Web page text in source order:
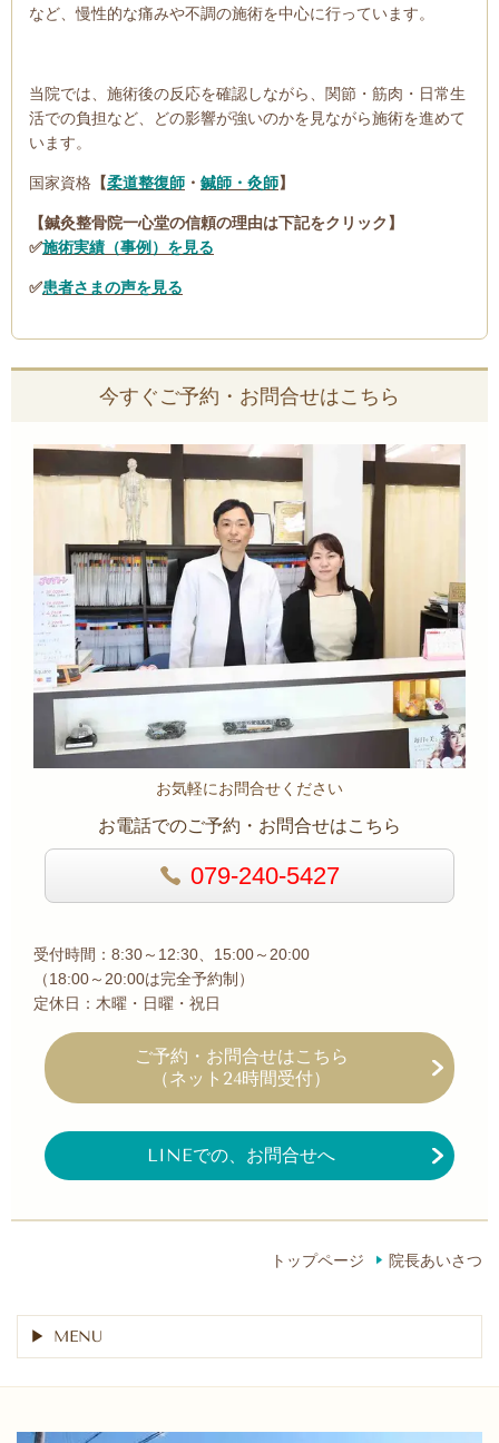
など、慢性的な痛みや不調の施術を中心に行っています。
当院では、施術後の反応を確認しながら、関節・筋肉・日常生
活での負担など、どの影響が強いのかを見ながら施術を進めて
います。
国家資格 【柔道整復師 ・ 鍼師・灸師】
【鍼灸整骨院一心堂の信頼の理由は下記をクリック】
✅施術実績（事例）を見る
✅患者さまの声を見る
今すぐご予約・お問合せはこちら
お気軽にお問合せください
お電話でのご予約・お問合せはこちら
079-240-5427
受付時間：8:30～12:30、15:00～20:00
（18:00～20:00は完全予約制）
定休日：木曜・日曜・祝日
ご予約・お問合せはこちら
（ネット24時間受付）
LINEでの、お問合せへ
トップページ 院長あいさつ
MENU